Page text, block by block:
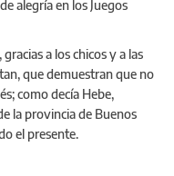
alegría en los Juegos
a los chicos y a las
que demuestran que no
como decía Hebe,
la provincia de Buenos
el presente.